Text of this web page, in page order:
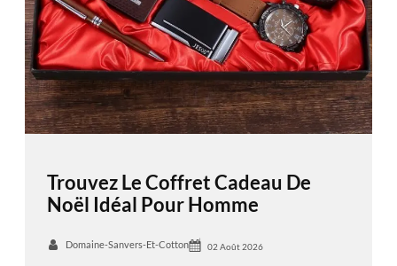
Trouvez Le Coffret Cadeau De
Noël Idéal Pour Homme
Domaine-Sanvers-Et-Cotton 02 Août 2026